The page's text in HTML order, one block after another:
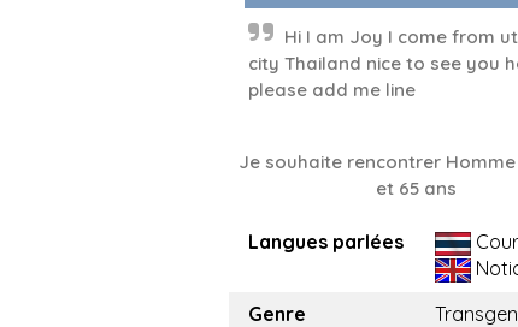
Hi I am Joy I come from
city Thailand nice to see you
please add me line
Je souhaite rencontrer
et 65 ans
Langues parlées
Genre